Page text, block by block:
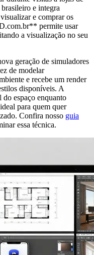
e integra
e comprar os
permite usar
a visualização no seu
geração de simuladores
de modelar
e recebe um render
disponíveis. A
espaço enquanto
para quem quer
Confira nosso guia
essa técnica.